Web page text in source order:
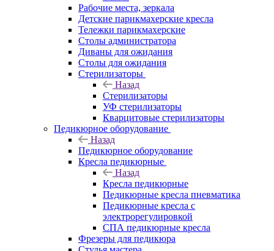
Рабочие места, зеркала
Детские парикмахерские кресла
Тележки парикмахерские
Столы администратора
Диваны для ожидания
Столы для ожидания
Стерилизаторы
Назад
Стерилизаторы
УФ стерилизаторы
Кварцитовые стерилизаторы
Педикюрное оборудование
Назад
Педикюрное оборудование
Кресла педикюрные
Назад
Кресла педикюрные
Педикюрные кресла пневматика
Педикюрные кресла с
электрорегулировкой
СПА педикюрные кресла
Фрезеры для педикюра